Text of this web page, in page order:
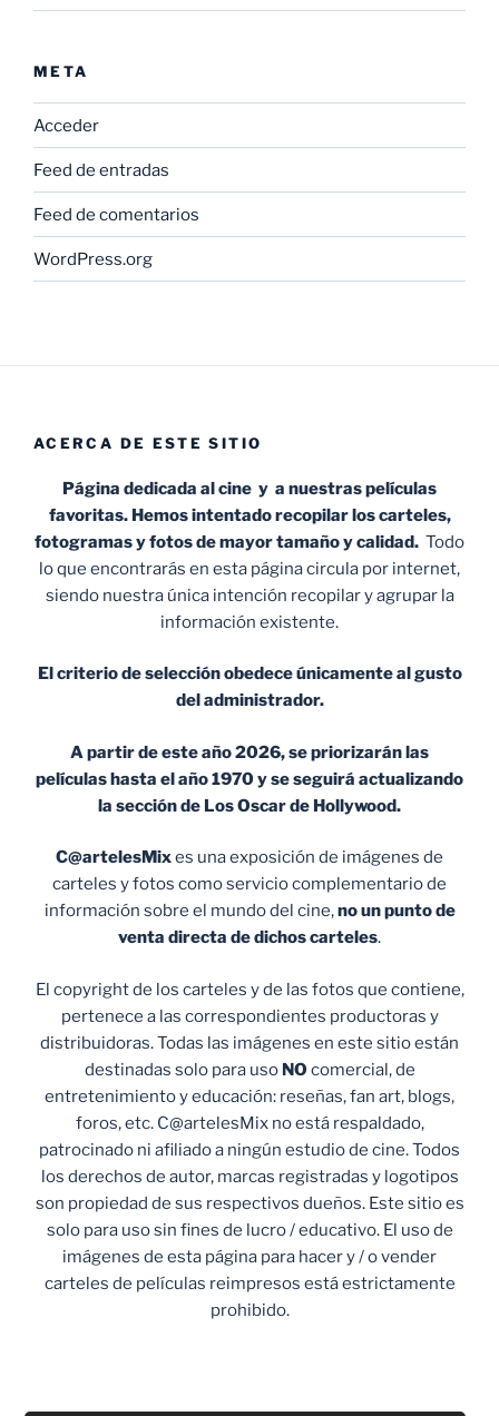
META
Acceder
Feed de entradas
Feed de comentarios
WordPress.org
ACERCA DE ESTE SITIO
Página dedicada al cine y a nuestras películas
favoritas. Hemos intentado recopilar los carteles,
fotogramas y fotos de mayor tamaño y calidad. Todo
lo que encontrarás en esta página circula por internet,
siendo nuestra única intención recopilar y agrupar la
información existente.
El criterio de selección obedece únicamente al gusto
del administrador.
A partir de este año 2026, se priorizarán las
películas hasta el año 1970 y se seguirá actualizando
la sección de Los Oscar de Hollywood.
C@artelesMixes una exposición de imágenes de
carteles y fotos como servicio complementario de
información sobre el mundo del cine,no un punto de
venta directa de dichos carteles.
El copyright de los carteles y de las fotos que contiene,
pertenece a las correspondientes productoras y
distribuidoras. Todas las imágenes en este sitio están
destinadas solo para uso NO comercial, de
entretenimiento y educación: reseñas, fan art, blogs,
foros, etc. C@artelesMix no está respaldado,
patrocinado ni afiliado a ningún estudio de cine. Todos
los derechos de autor, marcas registradas y logotipos
son propiedad de sus respectivos dueños. Este sitio es
solo para uso sin fines de lucro / educativo. El uso de
imágenes de esta página para hacer y / o vender
carteles de películas reimpresos está estrictamente
prohibido.